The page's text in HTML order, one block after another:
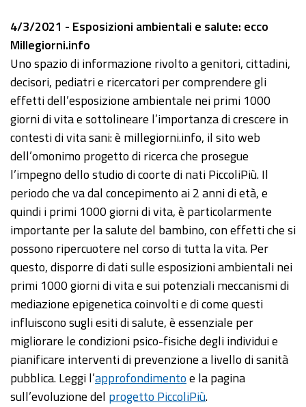
4/3/2021 - Esposizioni ambientali e salute: ecco
Millegiorni.info
Uno spazio di informazione rivolto a genitori, cittadini,
decisori, pediatri e ricercatori per comprendere gli
effetti dell’esposizione ambientale nei primi 1000
giorni di vita e sottolineare l’importanza di crescere in
contesti di vita sani: è millegiorni.info, il sito web
dell’omonimo progetto di ricerca che prosegue
l’impegno dello studio di coorte di nati PiccoliPiù. Il
periodo che va dal concepimento ai 2 anni di età, e
quindi i primi 1000 giorni di vita, è particolarmente
importante per la salute del bambino, con effetti che si
possono ripercuotere nel corso di tutta la vita. Per
questo, disporre di dati sulle esposizioni ambientali nei
primi 1000 giorni di vita e sui potenziali meccanismi di
mediazione epigenetica coinvolti e di come questi
influiscono sugli esiti di salute, è essenziale per
migliorare le condizioni psico-fisiche degli individui e
pianificare interventi di prevenzione a livello di sanità
pubblica. Leggi l’approfondimentoe la pagina
sull’evoluzione del progetto PiccoliPiù.